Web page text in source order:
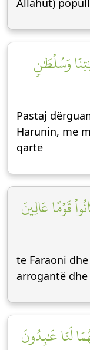
Allahut)
وَسُلۡطَٰنٖ
Pastaj
Harunin, me
qartë
قَوۡمًا عَالِينَ
te Faraoni
arrogantë
لَنَا عَٰبِدُونَ